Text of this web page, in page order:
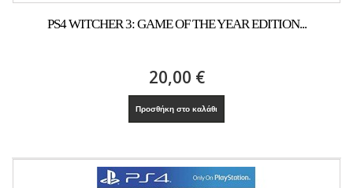
PS4 WITCHER 3: GAME OF THE YEAR EDITION...
20,00 €
Προσθήκη στο καλάθι